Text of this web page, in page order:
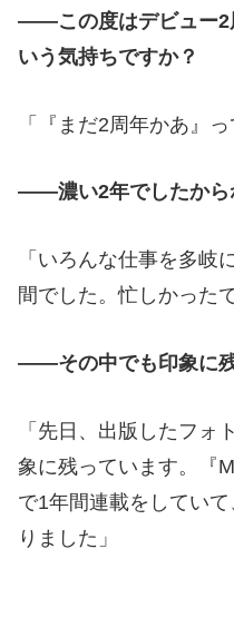
――この度はデビュー2
いう気持ちですか？
「『まだ2周年かあ』っ
――濃い2年でしたから
「いろんな仕事を多岐
間でした。忙しかったで
――その中でも印象に
「先日、出版したフォ
象に残っています。『
で1年間連載をしてい
りました」